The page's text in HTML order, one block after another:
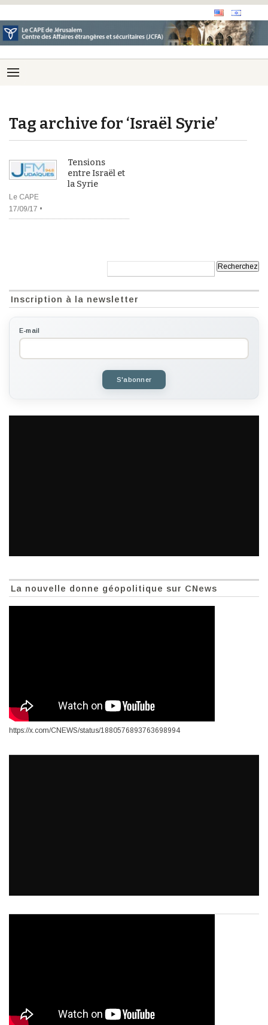
Tag archive for ‘Israël Syrie’
Tensions
entre Israël et
la Syrie
Le CAPE
17/09/17 •
Inscription à la newsletter
E-mail
S'abonner
La nouvelle donne géopolitique sur CNews
https://x.com/CNEWS/status/1880576893763698994